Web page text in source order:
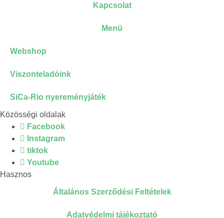
Kapcsolat
Menü
Webshop
Viszonteladóink
SiCa-Rio nyereményjáték
Közösségi oldalak
Facebook
Instagram
tiktok
Youtube
Hasznos
Általános Szerződési Feltételek
Adatvédelmi tájékoztató